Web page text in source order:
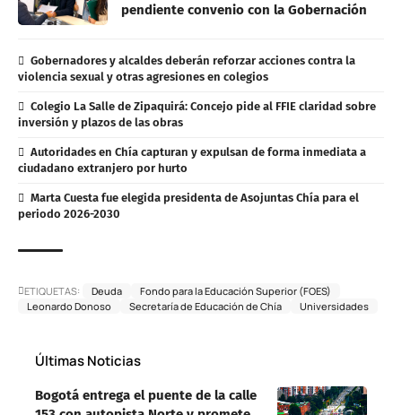
pendiente convenio con la Gobernación
Gobernadores y alcaldes deberán reforzar acciones contra la
violencia sexual y otras agresiones en colegios
Colegio La Salle de Zipaquirá: Concejo pide al FFIE claridad sobre
inversión y plazos de las obras
Autoridades en Chía capturan y expulsan de forma inmediata a
ciudadano extranjero por hurto
Marta Cuesta fue elegida presidenta de Asojuntas Chía para el
periodo 2026-2030
ETIQUETAS: Deuda
Fondo para la Educación Superior (FOES)
Leonardo Donoso
Secretaría de Educación de Chía Universidades
Últimas Noticias
Bogotá entrega el puente de la calle